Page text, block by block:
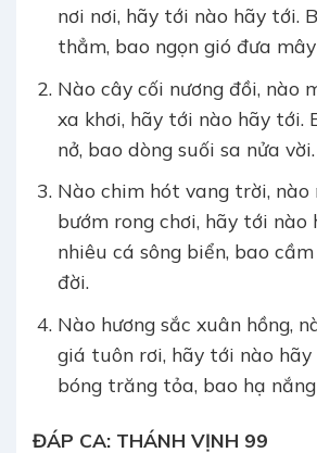
nơi nơi, hãy tới nào hãy tới.
thẳm, bao ngọn gió đưa
Nào cây cối nương đồi, nào
xa khơi, hãy tới nào hãy tới.
nở, bao dòng suối sa nửa vời.
Nào chim hót vang trời, nào
bướm rong chơi, hãy tới nào
nhiêu cá sông biển, bao
đời.
Nào hương sắc xuân hồng,
giá tuôn rơi, hãy tới nào
bóng trăng tỏa, bao hạ
ĐÁP CA: THÁNH VỊNH 99